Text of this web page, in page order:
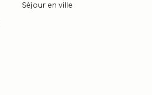
Séjour en ville